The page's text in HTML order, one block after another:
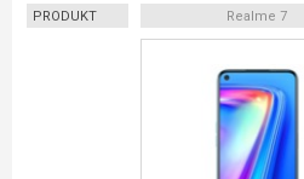
PRODUKT Realme 7